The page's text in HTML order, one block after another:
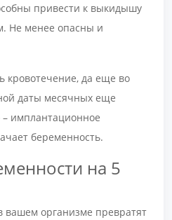
привести к выкидышу
Не менее опасны и
кровотечение, да еще во
даты месячных еще
– имплантационное
беременность.
на 5
вашем организме превратят